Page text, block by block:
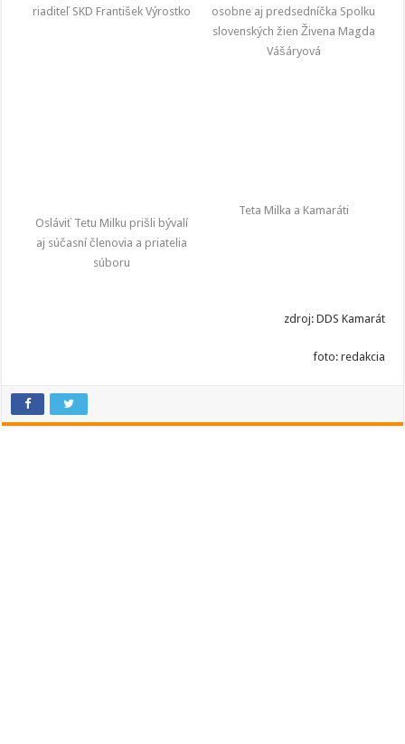
riaditeľ SKD František Výrostko
osobne aj predsedníčka Spolku
slovenských žien Živena Magda
Vášáryová
Osláviť Tetu Milku prišli bývalí
aj súčasní členovia a priatelia
súboru
Teta Milka a Kamaráti
zdroj: DDS Kamarát
foto: redakcia